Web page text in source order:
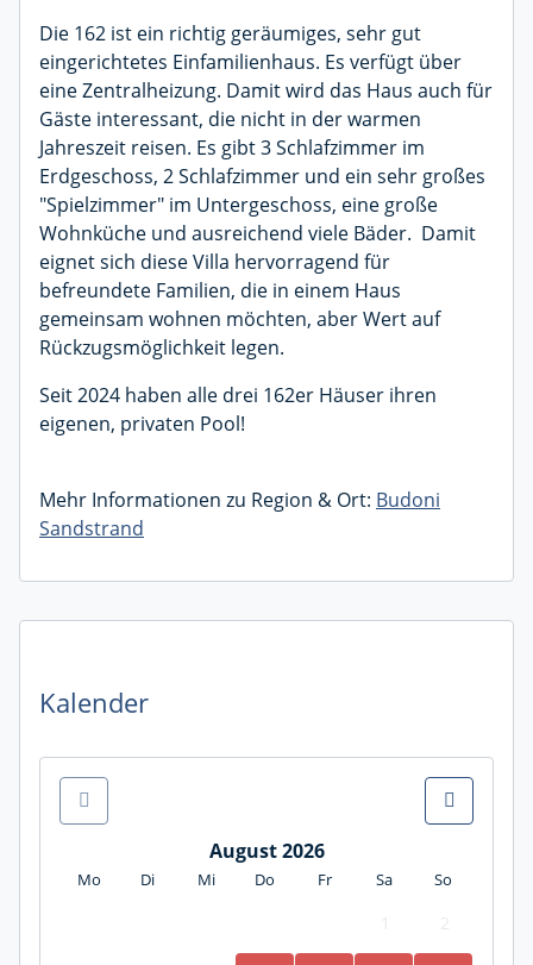
Die 162 ist ein richtig geräumiges, sehr gut
eingerichtetes Einfamilienhaus. Es verfügt über
eine Zentralheizung. Damit wird das Haus auch für
Gäste interessant, die nicht in der warmen
Jahreszeit reisen. Es gibt 3 Schlafzimmer im
Erdgeschoss, 2 Schlafzimmer und ein sehr großes
"Spielzimmer" im Untergeschoss, eine große
Wohnküche und ausreichend viele Bäder. Damit
eignet sich diese Villa hervorragend für
befreundete Familien, die in einem Haus
gemeinsam wohnen möchten, aber Wert auf
Rückzugsmöglichkeit legen.
Seit 2024 haben alle drei 162er Häuser ihren
eigenen, privaten Pool!
Mehr Informationen zu Region & Ort: Budoni
Sandstrand
Kalender
August 2026
Mo Di Mi Do Fr Sa So
2